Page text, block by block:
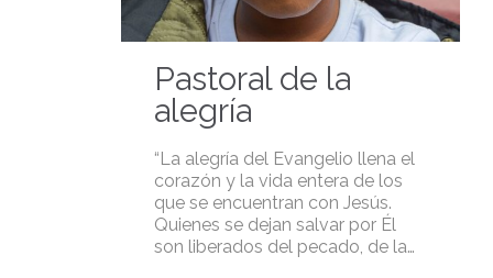
Pastoral de la
alegría
“La alegría del Evangelio llena el
corazón y la vida entera de los
que se encuentran con Jesús.
Quienes se dejan salvar por Él
son liberados del pecado, de la…